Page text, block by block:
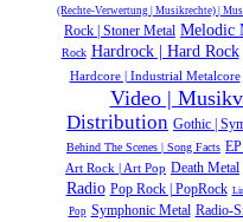
(Rechte-Verwertung | Musikrechte) |
Rock | Stoner Metal Melodic
Rock Hardrock | Hard Rock
Hardcore | Industrial Metalcore
Video |
Distribution Gothic |
Behind The Scenes | Song Facts
Art Rock | Art Pop Death Metal
Radio Pop Rock | PopRock
Pop Symphonic Metal Radio-